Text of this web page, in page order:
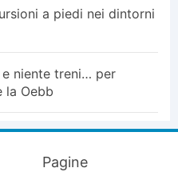
a piedi nei dintorni
e niente treni… per
la Oebb
Pagine